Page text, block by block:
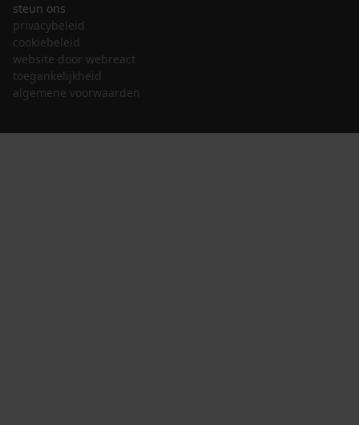
steun ons
privacybeleid
cookiebeleid
website door webreact
toegankelijkheid
algemene voorwaarden